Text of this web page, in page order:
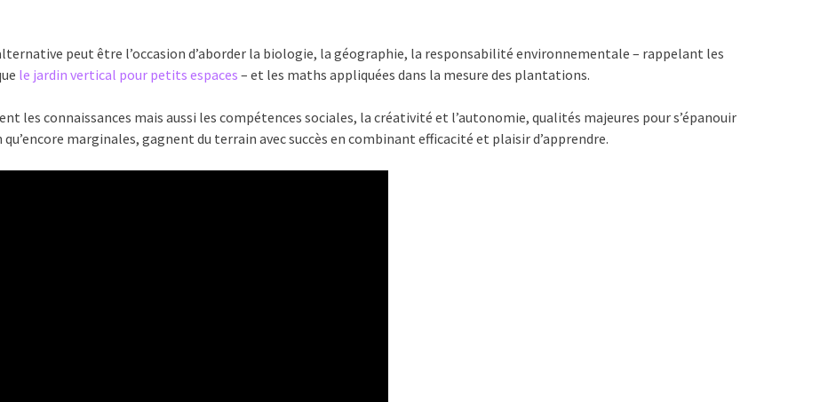
peut être l’occasion d’aborder la biologie, la géographie, la responsabilité environnementale – rappelant les
le jardin vertical pour petits espaces – et les maths appliquées dans la mesure des plantations.
les connaissances mais aussi les compétences sociales, la créativité et l’autonomie, qualités majeures pour s’épanouir
marginales, gagnent du terrain avec succès en combinant efficacité et plaisir d’apprendre.